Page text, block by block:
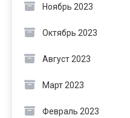
Ноябрь 2023
Октябрь 2023
Август 2023
Март 2023
Февраль 2023